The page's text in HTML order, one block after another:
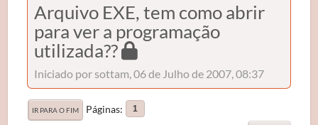
Arquivo EXE, tem como abrir
para ver a programação
utilizada??
Iniciado por sottam, 06 de Julho de 2007, 08:37
IR PARA O FIM Páginas 1